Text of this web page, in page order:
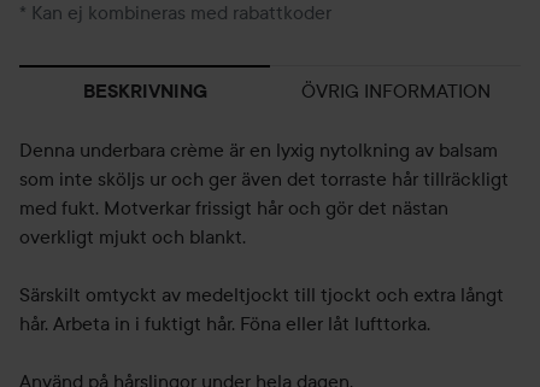
* Kan ej kombineras med rabattkoder
BESKRIVNING ÖVRIG INFORMATION
Denna underbara crème är en lyxig nytolkning av balsam
som inte sköljs ur och ger även det torraste hår tillräckligt
med fukt. Motverkar frissigt hår och gör det nästan
overkligt mjukt och blankt.
Särskilt omtyckt av medeltjockt till tjockt och extra långt
hår. Arbeta in i fuktigt hår. Föna eller låt lufttorka.
Använd på hårslingor under hela dagen.